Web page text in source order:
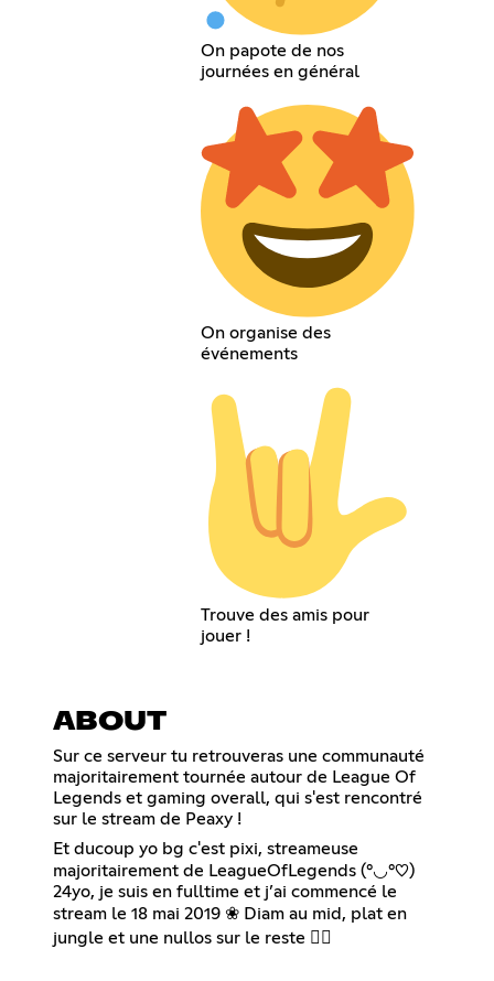
On papote de nos
journées en général
On organise des
événements
Trouve des amis pour
jouer !
ABOUT
Sur ce serveur tu retrouveras une communauté
majoritairement tournée autour de League Of
Legends et gaming overall, qui s'est rencontré
sur le stream de Peaxy !
Et ducoup yo bg c'est pixi, streameuse
majoritairement de LeagueOfLegends (°◡°♡)
24yo, je suis en fulltime et j’ai commencé le
stream le 18 mai 2019 ❀ Diam au mid, plat en
jungle et une nullos sur le reste 👍🏽